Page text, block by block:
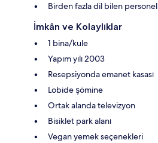
Birden fazla dil bilen personel
İmkân ve Kolaylıklar
1 bina/kule
Yapım yılı 2003
Resepsiyonda emanet kasası
Lobide şömine
Ortak alanda televizyon
Bisiklet park alanı
Vegan yemek seçenekleri